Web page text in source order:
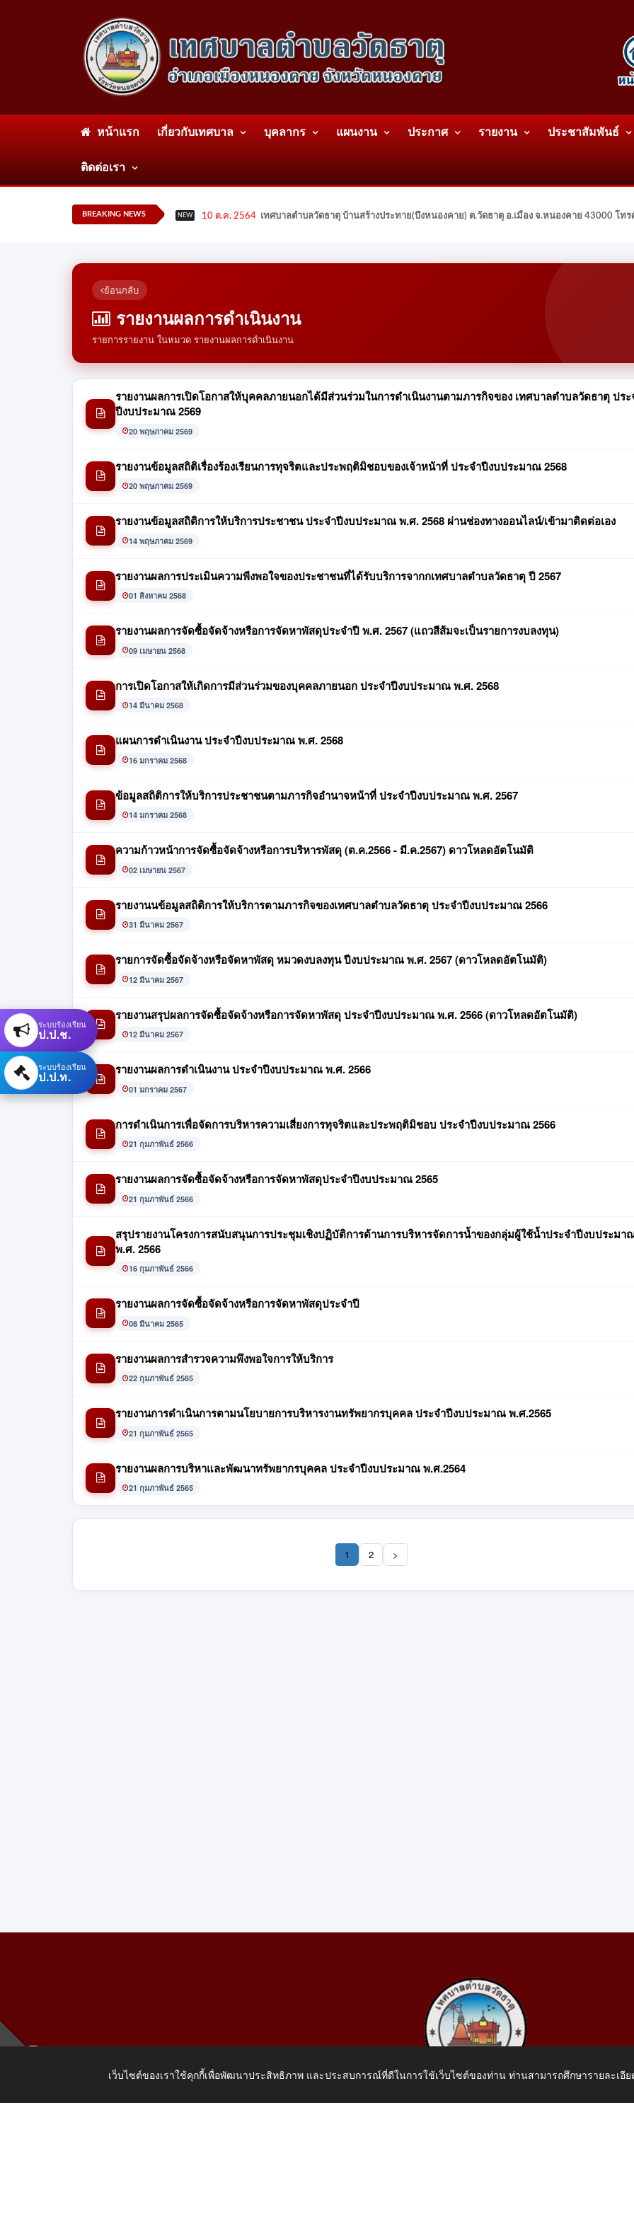
หน้าแรก เกี่ยวกับเทศบาล บุคลากร แผนงาน ประกาศ รายงาน ประชาสัมพันธ์
ติดต่อเรา
BREAKING NEWS NEW 10 ต.ค. 2564 เทศบาลตำบลวัดธาตุ บ้านสร้างประทาย(บึงหนองคาย) ต.วัดธาตุ อ.เมือง จ.หนองคาย 43000 โ
ย้อนกลับ
รายงานผลการดำเนินงาน
รายการรายงาน ในหมวด รายงานผลการดำเนินงาน
รายงานผลการเปิดโอกาสให้บุคคลภายนอกได้มีส่วนร่วมในการดำเนินงานตามภารกิจของ เทศบาลตำบลวัดธาตุ ประ
ปีงบประมาณ 2569
20 พฤษภาคม 2569
รายงานข้อมูลสถิติเรื่องร้องเรียนการทุจริตและประพฤติมิชอบของเจ้าหน้าที่ ประจำปีงบประมาณ 2568
20 พฤษภาคม 2569
รายงานข้อมูลสถิติการให้บริการประชาชน ประจำปีงบประมาณ พ.ศ. 2568 ผ่านช่องทางออนไลน์/เข้ามาติดต่อเอง
14 พฤษภาคม 2569
รายงานผลการประเมินความพีงพอใจของประชาชนที่ได้รับบริการจากกเทศบาลตำบลวัดธาตุ ปี 2567
01 สิงหาคม 2568
รายงานผลการจัดซื้อจัดจ้างหรือการจัดหาพัสดุประจำปี พ.ศ. 2567 (แถวสีส้มจะเป็นรายการงบลงทุน)
09 เมษายน 2568
การเปิดโอกาสให้เกิดการมีส่วนร่วมของบุคคลภายนอก ประจำปีงบประมาณ พ.ศ. 2568
14 มีนาคม 2568
แผนการดำเนินงาน ประจำปีงบประมาณ พ.ศ. 2568
16 มกราคม 2568
ข้อมูลสถิติการให้บริการประชาชนตามภารกิจอำนาจหน้าที่ ประจำปีงบประมาณ พ.ศ. 2567
14 มกราคม 2568
ความก้าวหน้าการจัดซื้อจัดจ้างหรือการบริหารพัสดุ (ต.ค.2566 - มี.ค.2567) ดาวโหลดอัตโนมัติ
02 เมษายน 2567
รายงานนข้อมูลสถิติการให้บริการตามภารกิจของเทศบาลตำบลวัดธาตุ ประจำปีงบประมาณ 2566
31 มีนาคม 2567
รายการจัดซื้อจัดจ้างหรือจัดหาพัสดุ หมวดงบลงทุน ปีงบประมาณ พ.ศ. 2567 (ดาวโหลดอัตโนมัติ)
12 มีนาคม 2567
รายงานสรุปผลการจัดซื้อจัดจ้างหรือการจัดหาพัสดุ ประจำปีงบประมาณ พ.ศ. 2566 (ดาวโหลดอัตโนมัติ)
12 มีนาคม 2567
รายงานผลการดำเนินงาน ประจำปีงบประมาณ พ.ศ. 2566
01 มกราคม 2567
การดำเนินการเพื่อจัดการบริหารความเสี่ยงการทุจริตและประพฤติมิชอบ ประจำปีงบประมาณ 2566
21 กุมภาพันธ์ 2566
รายงานผลการจัดซื้อจัดจ้างหรือการจัดหาพัสดุประจำปีงบประมาณ 2565
21 กุมภาพันธ์ 2566
สรุปรายงานโครงการสนับสนุนการประชุมเชิงปฏิบัติการด้านการบริหารจัดการน้ำของกลุ่มผู้ใช้น้ำประจำปีงบประมา
พ.ศ. 2566
16 กุมภาพันธ์ 2566
รายงานผลการจัดซื้อจัดจ้างหรือการจัดหาพัสดุประจำปี
08 มีนาคม 2565
รายงานผลการสำรวจความพึงพอใจการให้บริการ
22 กุมภาพันธ์ 2565
รายงานการดำเนินการตามนโยบายการบริหารงานทรัพยากรบุคคล ประจำปีงบประมาณ พ.ศ.2565
21 กุมภาพันธ์ 2565
รายงานผลการบริหาและพัฒนาทรัพยากรบุคคล ประจำปีงบประมาณ พ.ศ.2564
21 กุมภาพันธ์ 2565
1 (current)
2 >
ระบบร้องเรียน
ป.ป.ช.
ระบบร้องเรียน
ป.ป.ท.
เว็บไซต์ของเราใช้คุกกี้เพื่อพัฒนาประสิทธิภาพ และประสบการณ์ที่ดีในการใช้เว็บไซต์ของท่าน ท่านสามารถศึกษารายละเอี